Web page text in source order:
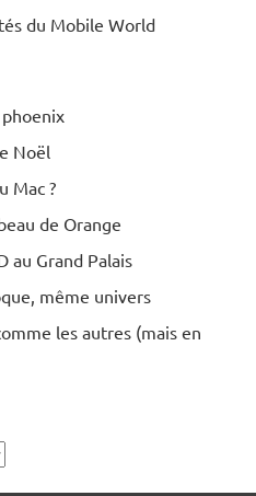
du Mobile World
Noël
Mac ?
de Orange
au Grand Palais
même univers
les autres (mais en